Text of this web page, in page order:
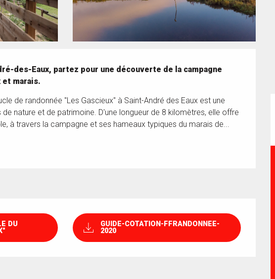
des-Eaux, partez pour une découverte de la campagne
et marais.
de randonnée "Les Gascieux" à Saint-André des Eaux est une
nature et de patrimoine. D'une longueur de 8 kilomètres, elle offre
à travers la campagne et ses hameaux typiques du marais de...
DU
GUIDE-COTATION-FFRANDONNEE-
2020